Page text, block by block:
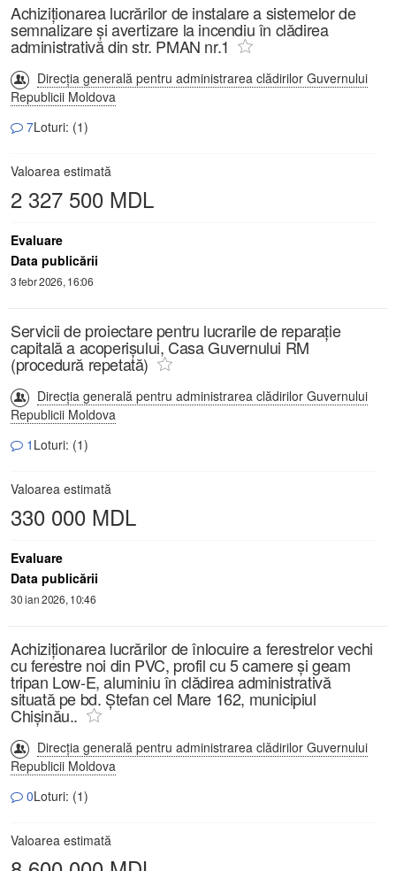
Achiziționarea lucrărilor de instalare a sistemelor de
semnalizare și avertizare la incendiu în clădirea
administrativă din str. PMAN nr.1
Direcția generală pentru administrarea clădirilor Guvernului
Republicii Moldova
7Loturi: (1)
Valoarea estimată
2 327 500 MDL
Evaluare
Data publicării
3 febr 2026, 16:06
Servicii de proiectare pentru lucrarile de reparație
capitală a acoperișului, Casa Guvernului RM
(procedură repetată)
Direcția generală pentru administrarea clădirilor Guvernului
Republicii Moldova
1 Loturi: (1)
Valoarea estimată
330 000 MDL
Evaluare
Data publicării
30 ian 2026, 10:46
Achiziționarea lucrărilor de înlocuire a ferestrelor vechi
cu ferestre noi din PVC, profil cu 5 camere și geam
tripan Low-E, aluminiu în clădirea administrativă
situată pe bd. Ștefan cel Mare 162, municipiul
Chișinău..
Direcția generală pentru administrarea clădirilor Guvernului
Republicii Moldova
0Loturi: (1)
Valoarea estimată